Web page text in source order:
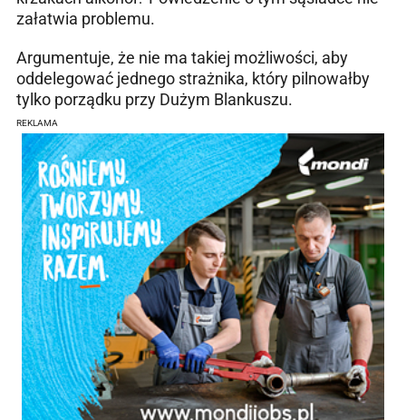
załatwia problemu.
Argumentuje, że nie ma takiej możliwości, aby
oddelegować jednego strażnika, który pilnowałby
tylko porządku przy Dużym Blankuszu.
REKLAMA